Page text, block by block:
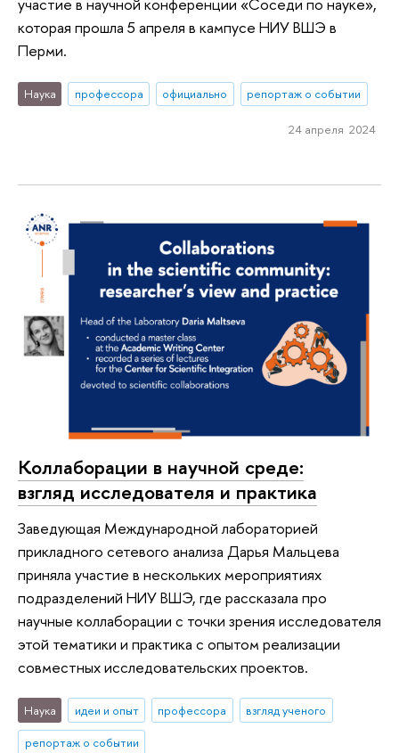
которая прошла 5 апреля в кампусе НИУ ВШЭ в
Перми.
Наука профессора официально репортаж о событии
24 апреля 2024
Коллаборации в научной среде:
взгляд исследователя и практика
Заведующая Международной лабораторией
прикладного сетевого анализа Дарья Мальцева
приняла участие в нескольких мероприятиях
подразделений НИУ ВШЭ, где рассказала про
научные коллаборации с точки зрения исследователя
этой тематики и практика с опытом реализации
совместных исследовательских проектов.
Наука идеи и опыт профессора
взгляд ученого
репортаж о событии